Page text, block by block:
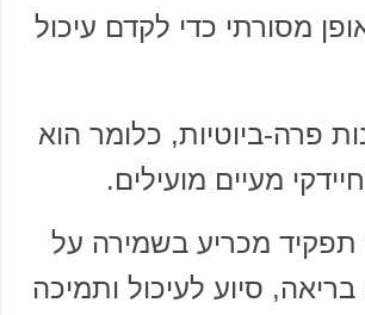
מסורתי כדי לקדם עיכול
פרה-ביוטיות, כלומר הוא
מעיים מועילים.
תפקיד מכריע בשמירה על
סיוע לעיכול ותמיכה